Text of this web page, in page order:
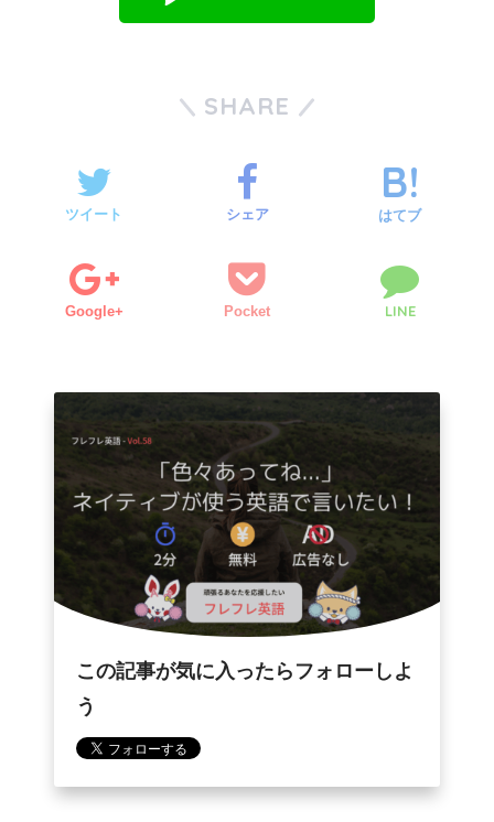
SHARE
ツイート シェア はてブ
Google+ Pocket LINE
この記事が気に入ったらフォローしよ
う